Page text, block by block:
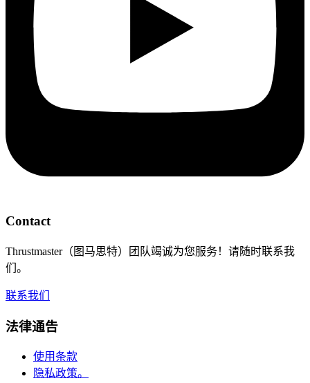
Contact
Thrustmaster（图马思特）团队竭诚为您服务！请随时联系我
们。
联系我们
法律通告
使用条款
隐私政策。